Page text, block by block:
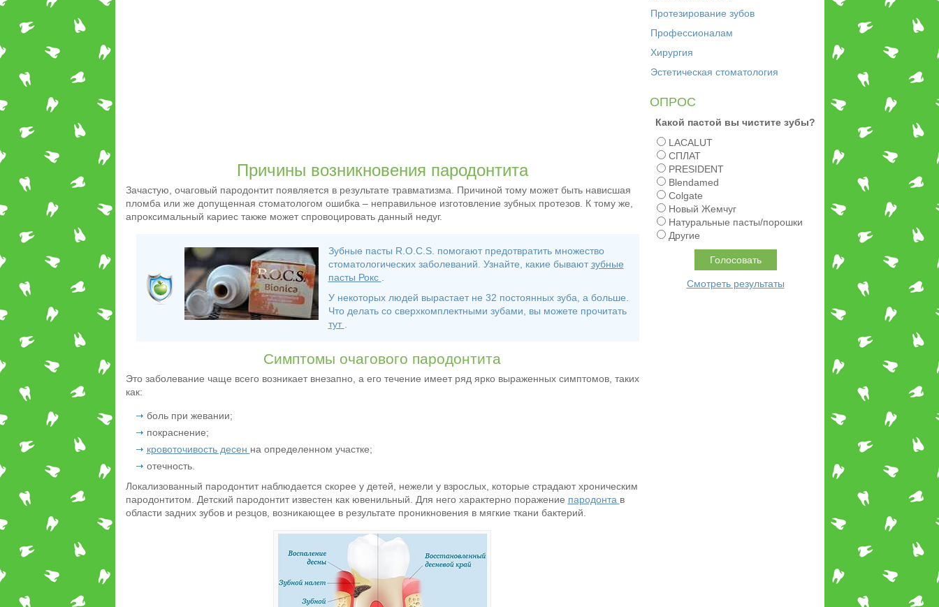
Причины возникновения пародонтита
Зачастую, очаговый пародонтит появляется в результате травматизма. Причиной тому может быть нависшая
пломба или же допущенная стоматологом ошибка – неправильное изготовление зубных протезов. К тому же,
апроксимальный кариес также может спровоцировать данный недуг.
Зубные пасты R.O.C.S. помогают предотвратить множество
стоматологических заболеваний. Узнайте, какие бываютзубные
пасты Рокс .
У некоторых людей вырастает не 32 постоянных зуба, а больше.
Что делать со сверхкомплектными зубами, вы можете прочитать
тут .
Симптомы очагового пародонтита
Это заболевание чаще всего возникает внезапно, а его течение имеет ряд ярко выраженных симптомов, таких
как:
боль при жевании;
покраснение;
кровоточивость десен на определенном участке;
отечность.
Локализованный пародонтит наблюдается скорее у детей, нежели у взрослых, которые страдают хроническим
пародонтитом. Детский пародонтит известен как ювенильный. Для него характерно поражение пародонта в
области задних зубов и резцов, возникающее в результате проникновения в мягкие ткани бактерий.
Протезирование зубов
Профессионалам
Хирургия
Эстетическая стоматология
ОПРОС
Какой пастой вы чистите зубы?
LACALUT
СПЛАТ
PRESIDENT
Blendamed
Colgate
Новый Жемчуг
Натуральные пасты/порошки
Другие
Смотреть результаты